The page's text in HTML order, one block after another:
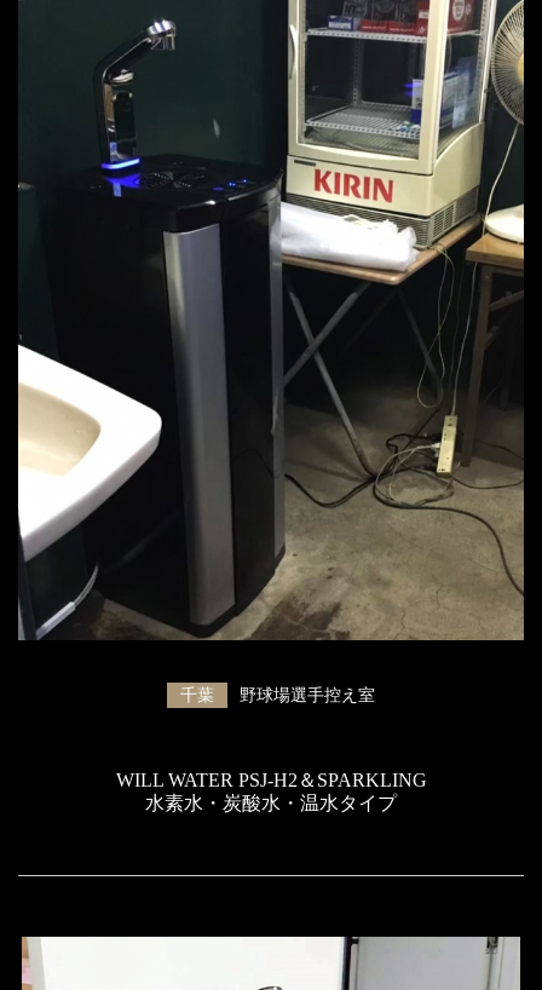
千葉 野球場選手控え室
WILL WATER PSJ-H2＆SPARKLING
水素水・炭酸水・温水タイプ